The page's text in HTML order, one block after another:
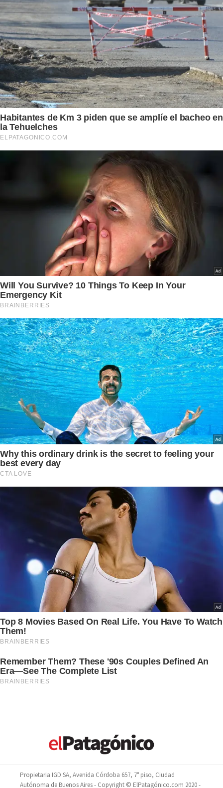
Propietaria IGD SA, Avenida Córdoba 657, 7° piso, Ciudad
Autónoma de Buenos Aires - Copyright © ElPatagónico.com 2020 -